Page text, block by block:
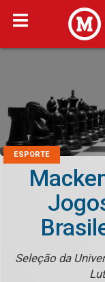
ESPORTE
Seleção da